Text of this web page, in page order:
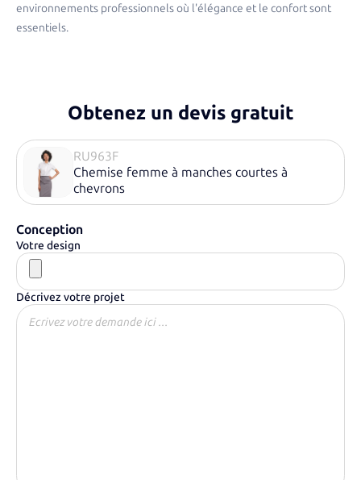
environnements professionnels où l'élégance et le confort sont
essentiels.​
Obtenez un devis gratuit
RU963F
Chemise femme à manches courtes à
chevrons
Conception
Votre design
Décrivez votre projet